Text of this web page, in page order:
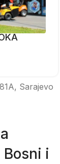
Sarajevo
i